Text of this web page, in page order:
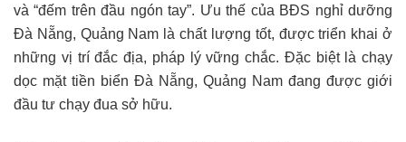
và “đếm trên đầu ngón tay”. Ưu thế của BĐS nghỉ dưỡng
Đà Nẵng, Quảng Nam là chất lượng tốt, được triển khai ở
những vị trí đắc địa, pháp lý vững chắc. Đặc biệt là chạy
dọc mặt tiền biển Đà Nẵng, Quảng Nam đang được giới
đầu tư chạy đua sở hữu.